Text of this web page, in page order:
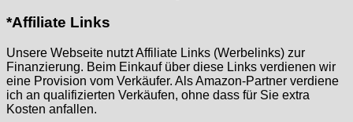
*Affiliate Links
Unsere Webseite nutzt Affiliate Links (Werbelinks) zur
Finanzierung. Beim Einkauf über diese Links verdienen wir
eine Provision vom Verkäufer. Als Amazon-Partner verdiene
ich an qualifizierten Verkäufen, ohne dass für Sie extra
Kosten anfallen.